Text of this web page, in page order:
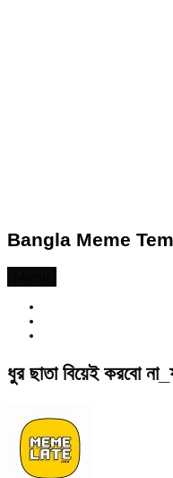
Bangla Meme
ধুর ছাতা বিয়েই করবো